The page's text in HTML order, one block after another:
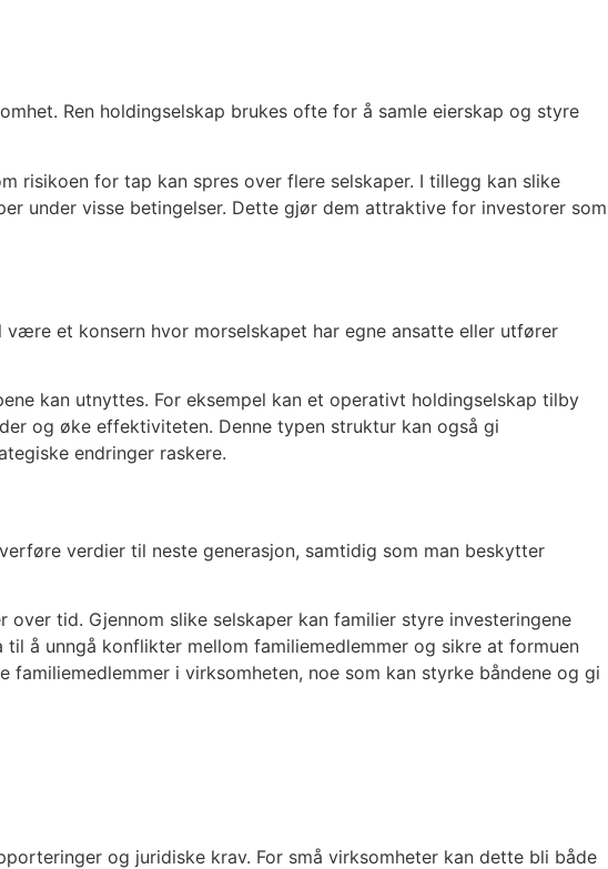
Ren holdingselskap brukes ofte for å samle eierskap og styre
risikoen for tap kan spres over flere selskaper. I tillegg kan slike
under visse betingelser. Dette gjør dem attraktive for investorer som
et konsern hvor morselskapet har egne ansatte eller utfører
kan utnyttes. For eksempel kan et operativt holdingselskap tilby
og øke effektiviteten. Denne typen struktur kan også gi
endringer raskere.
verdier til neste generasjon, samtidig som man beskytter
tid. Gjennom slike selskaper kan familier styre investeringene
å unngå konflikter mellom familiemedlemmer og sikre at formuen
i virksomheten, noe som kan styrke båndene og gi
og juridiske krav. For små virksomheter kan dette bli både